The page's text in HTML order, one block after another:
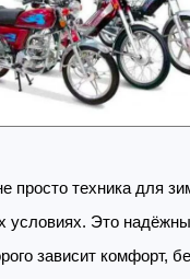
просто техника для
условиях. Это
зависит комфорт,